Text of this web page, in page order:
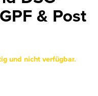
& Post
und nicht verfügbar.